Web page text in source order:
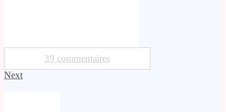
39 commentaires
Next